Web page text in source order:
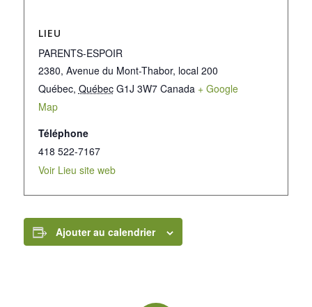
LIEU
PARENTS-ESPOIR
2380, Avenue du Mont-Thabor, local 200
Québec, Québec G1J 3W7 Canada + Google
Map
Téléphone
418 522-7167
Voir Lieu site web
Ajouter au calendrier